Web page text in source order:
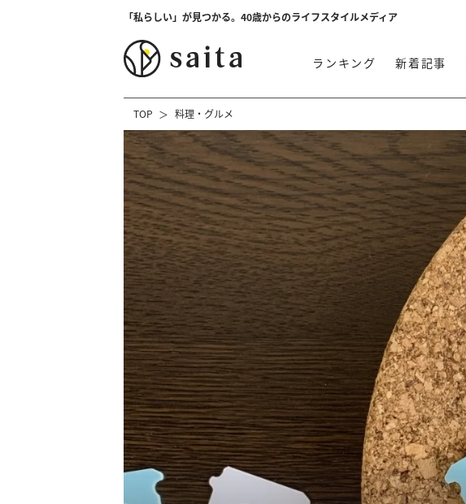
「私らしい」が見つかる。40歳からのライフスタイルメディア
ランキング 新着記事
TOP 料理・グルメ